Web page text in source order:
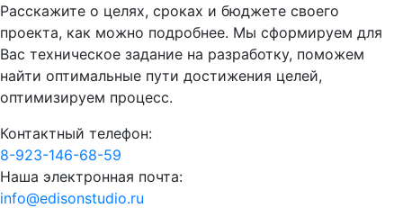
Расскажите о целях, сроках и бюджете своего
проекта, как можно подробнее. Мы сформируем для
Вас техническое задание на разработку, поможем
найти оптимальные пути достижения целей,
оптимизируем процесс.
Контактный телефон:
8-923-146-68-59
Наша электронная почта:
info@edisonstudio.ru